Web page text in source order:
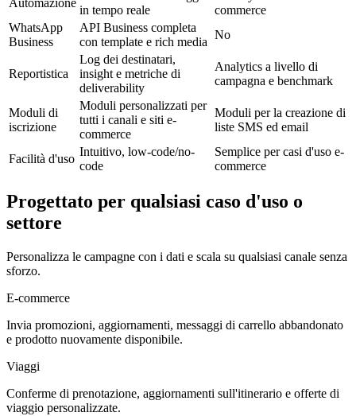
in tempo reale
commerce
WhatsApp
Business
API Business completa
con template e rich media
No
Reportistica
Log dei destinatari,
insight e metriche di
deliverability
Analytics a livello di
campagna e benchmark
Moduli di
iscrizione
Moduli personalizzati per
tutti i canali e siti e-
commerce
Moduli per la creazione di
liste SMS ed email
Facilità d'uso
Intuitivo, low-code/no-
code
Semplice per casi d'uso e-
commerce
Progettato per qualsiasi caso d'uso o
settore
Personalizza le campagne con i dati e scala su qualsiasi canale senza
sforzo.
E-commerce
Invia promozioni, aggiornamenti, messaggi di carrello abbandonato
e prodotto nuovamente disponibile.
Viaggi
Conferme di prenotazione, aggiornamenti sull'itinerario e offerte di
viaggio personalizzate.